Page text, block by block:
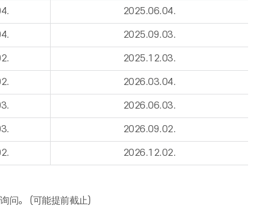
2025.06.04.
2025.09.03.
2025.12.03.
2026.03.04.
2026.06.03.
2026.09.02.
2026.12.02.
问。 (可能提前截止)